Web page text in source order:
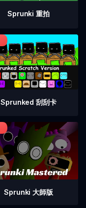
Sprunki 重拍
Sprunked 刮刮卡
Sprunki 大師版